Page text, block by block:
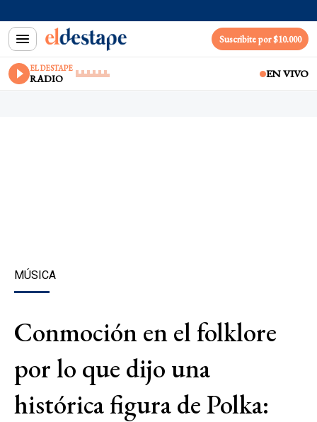
Suscribite por $10.000
EL DESTAPE
RADIO EN VIVO
MÚSICA
Conmoción en el folklore
por lo que dijo una
histórica figura de Polka: